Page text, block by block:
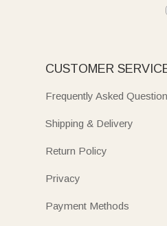
CUSTOMER
Frequently Asked
Shipping & Delivery
Return Policy
Privacy
Payment Methods